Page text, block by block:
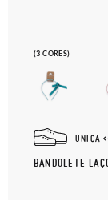
(3 CORES)
UNICA
BANDOLETE